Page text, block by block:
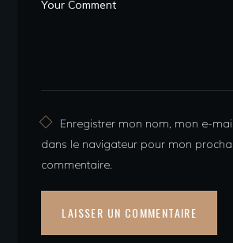
Enregistrer mon nom, mon e-
dans le navigateur pour mon
commentaire.